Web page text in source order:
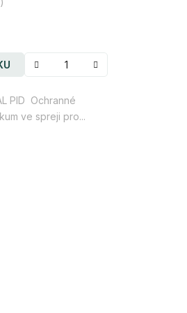
PID Ochranné
ve spreji pro...